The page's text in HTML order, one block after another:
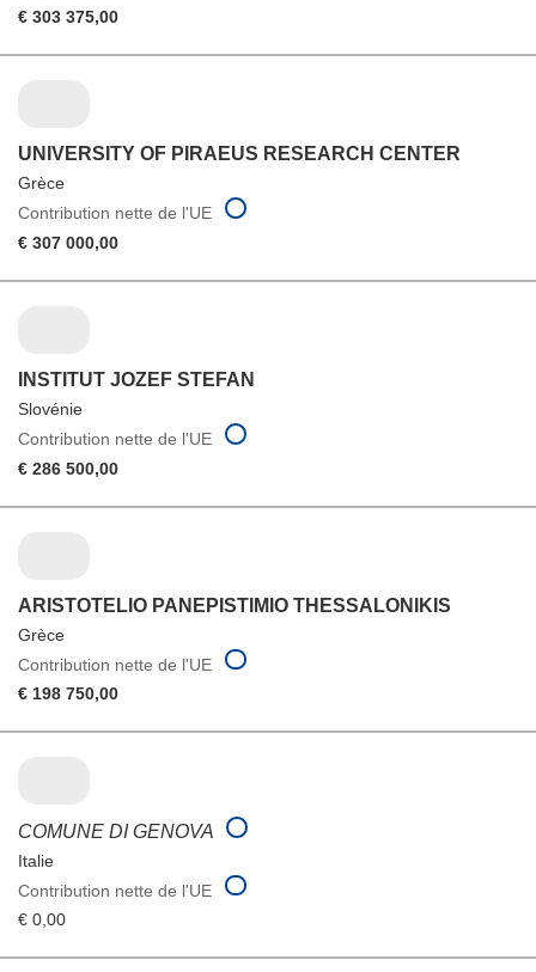
€ 303 375,00
UNIVERSITY OF PIRAEUS RESEARCH CENTER
Grèce
Contribution nette de l'UE
€ 307 000,00
INSTITUT JOZEF STEFAN
Slovénie
Contribution nette de l'UE
€ 286 500,00
ARISTOTELIO PANEPISTIMIO THESSALONIKIS
Grèce
Contribution nette de l'UE
€ 198 750,00
COMUNE DI GENOVA
Italie
Contribution nette de l'UE
€ 0,00